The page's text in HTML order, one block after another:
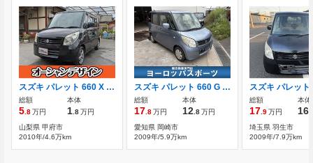
スズキ パレット 660 X 自社/ローン/対応/甲府/両側スライドア
総額
5.8万円
本体
1.8万円
山梨県 甲府市
2010年/4.6万km
スズキ パレット 660 G スマートキー
総額
17.8万円
本体
12.8万円
愛知県 岡崎市
2009年/5.9万km
スズキ パレット
総額
17.9万円
本体
16
埼玉県 羽生市
2009年/7.9万km